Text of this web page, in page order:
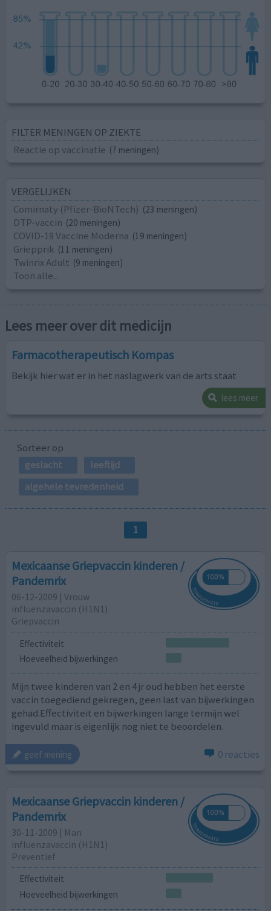
FILTER MENINGEN OP ZIEKTE
Reactie op vaccinatie (7 meningen)
VERGELIJKEN
Comirnaty (Pfizer-BioNTech) (23 meningen)
DTP-vaccin (20 meningen)
COVID-19 Vaccine Moderna (19 meningen)
Griepprik (11 meningen)
Twinrix Adult (9 meningen)
Toon alle...
Lees meer over dit medicijn
Farmacotherapeutisch Kompas
Bekijk hier wat er in het naslagwerk van de arts staat
lees meer
Sorteer op
geslacht
leeftijd
algehele tevredenheid
1
Mexicaanse Griepvaccin kinderen /
Pandemrix
06-12-2009 | Vrouw
influenzavaccin (H1N1)
Griepvaccin
Effectiviteit
Hoeveelheid bijwerkingen
Mijn twee kinderen van 2 en 4 jr oud hebben het eerste
vaccin toegediend gekregen, geen last van bijwerkingen
gehad.Effectiviteit en bijwerkingen lange termijn wel
ingevuld maar is eigenlijk nog niet te beoordelen.
geef mening 0 reacties
Mexicaanse Griepvaccin kinderen /
Pandemrix
30-11-2009 | Man
influenzavaccin (H1N1)
Preventief
Effectiviteit
Hoeveelheid bijwerkingen